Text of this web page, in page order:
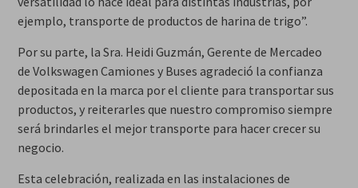
ejemplo, transporte de productos de harina de trigo”.
Por su parte, la Sra. Heidi Guzmán, Gerente de Mercadeo
de Volkswagen Camiones y Buses agradeció la confianza
depositada en la marca por el cliente para transportar sus
productos, y reiterarles que nuestro compromiso siempre
será brindarles el mejor transporte para hacer crecer su
negocio.
Esta celebración, realizada en las instalaciones de